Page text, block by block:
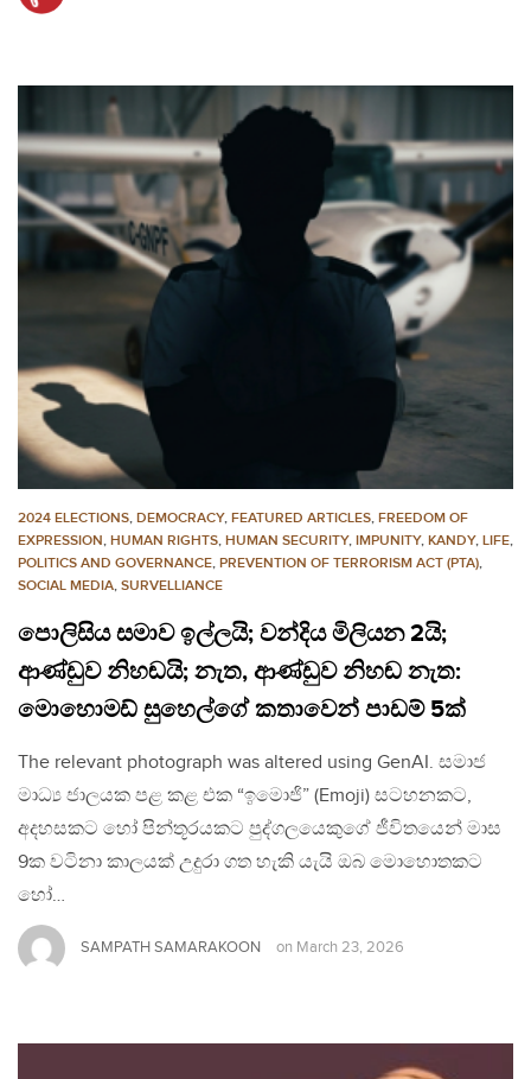
2024 ELECTIONS, DEMOCRACY, FEATURED ARTICLES, FREEDOM OF
EXPRESSION, HUMAN RIGHTS, HUMAN SECURITY, IMPUNITY, KANDY, LIFE,
POLITICS AND GOVERNANCE, PREVENTION OF TERRORISM ACT (PTA),
SOCIAL MEDIA, SURVELLIANCE
පොලිසිය සමාව ඉල්ලයි; වන්දිය මිලියන 2යි;
ආණ්ඩුව නිහඬයි; නැත, ආණ්ඩුව නිහඬ නැත:
මොහොමඩ් සුහෙල්ගේ කතාවෙන් පාඩම් 5ක්
The relevant photograph was altered using GenAI. සමාජ
මාධ්‍ය ජාලයක පළ කළ එක “ඉමොජි” (Emoji) සටහනකට,
අදහසකට හෝ පින්තූරයකට පුද්ගලයෙකුගේ ජීවිතයෙන් මාස
9ක වටිනා කාලයක් උදුරා ගත හැකි යැයි ඔබ මොහොතකට
හෝ…
SAMPATH SAMARAKOON on March 23, 2026